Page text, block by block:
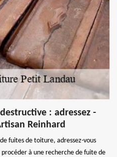
: adressez -
Reinhard
fuites de toiture, adressez-vous
à une recherche de fuite de